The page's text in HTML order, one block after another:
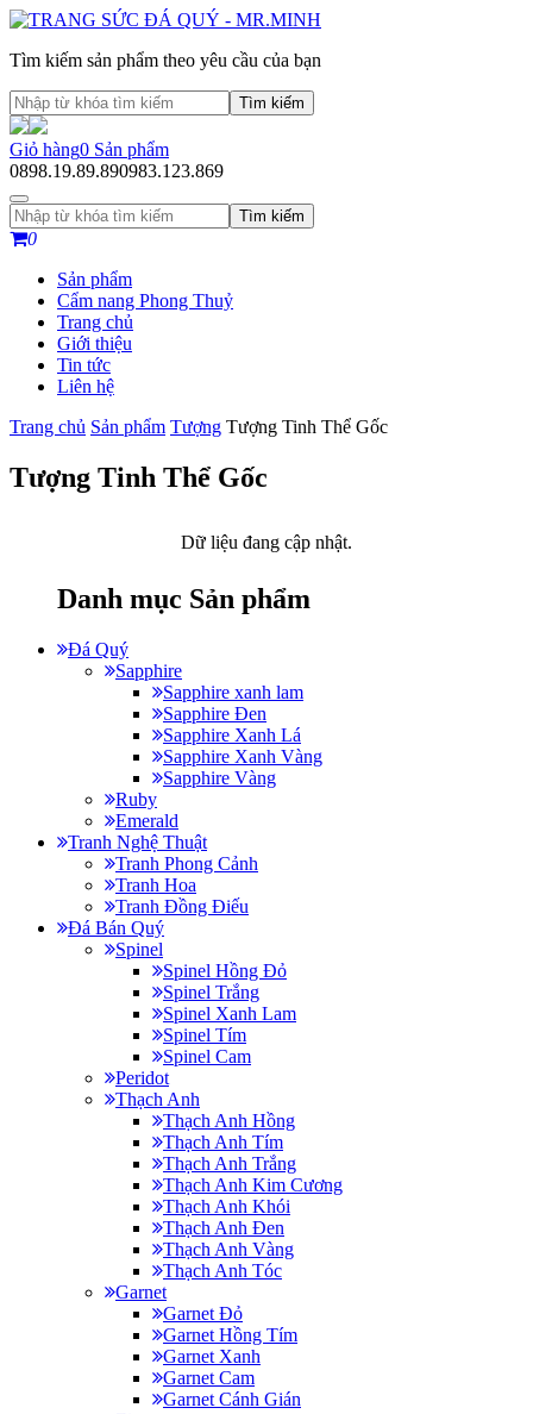
Tìm kiếm sản phẩm theo yêu cầu của bạn
Tìm kiếm
Giỏ hàng0 Sản phẩm
0898.19.89.890983.123.869
Tìm kiếm
0
Sản phẩm
Cẩm nang Phong Thuỷ
Trang chủ
Giới thiệu
Tin tức
Liên hệ
Trang chủ Sản phẩm Tượng Tượng Tinh Thể Gốc
Tượng Tinh Thể Gốc
Dữ liệu đang cập nhật.
Danh mục Sản phẩm
Đá Quý
Sapphire
Sapphire xanh lam
Sapphire Đen
Sapphire Xanh Lá
Sapphire Xanh Vàng
Sapphire Vàng
Ruby
Emerald
Tranh Nghệ Thuật
Tranh Phong Cảnh
Tranh Hoa
Tranh Đồng Điếu
Đá Bán Quý
Spinel
Spinel Hồng Đỏ
Spinel Trắng
Spinel Xanh Lam
Spinel Tím
Spinel Cam
Peridot
Thạch Anh
Thạch Anh Hồng
Thạch Anh Tím
Thạch Anh Trắng
Thạch Anh Kim Cương
Thạch Anh Khói
Thạch Anh Đen
Thạch Anh Vàng
Thạch Anh Tóc
Garnet
Garnet Đỏ
Garnet Hồng Tím
Garnet Xanh
Garnet Cam
Garnet Cánh Gián